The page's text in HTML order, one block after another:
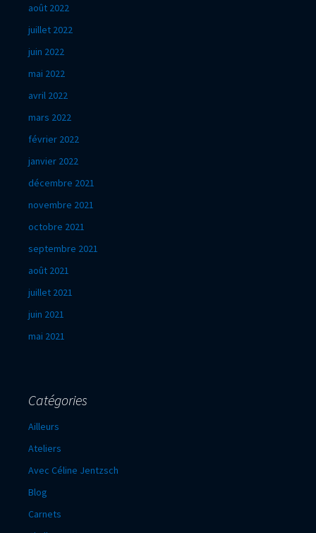
août 2022
juillet 2022
juin 2022
mai 2022
avril 2022
mars 2022
février 2022
janvier 2022
décembre 2021
novembre 2021
octobre 2021
septembre 2021
août 2021
juillet 2021
juin 2021
mai 2021
Catégories
Ailleurs
Ateliers
Avec Céline Jentzsch
Blog
Carnets